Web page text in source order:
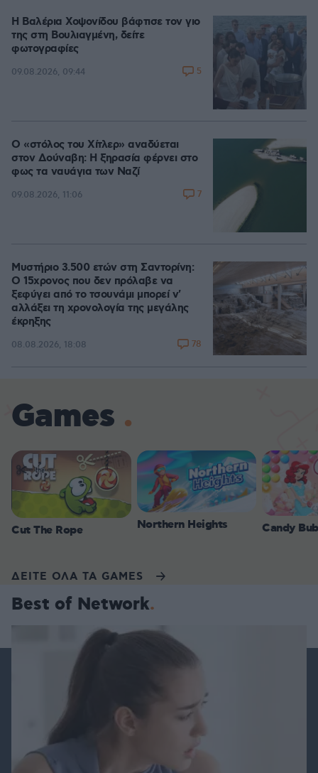
Η Βαλέρια Χοψονίδου βάφτισε τον γιο
της στη Βουλιαγμένη, δείτε
φωτογραφίες
09.08.2026, 09:44 5
Ο «στόλος του Χίτλερ» αναδύεται
στον Δούναβη: Η ξηρασία φέρνει στο
φως τα ναυάγια των Ναζί
09.08.2026, 11:06 7
Μυστήριο 3.500 ετών στη Σαντορίνη:
Ο 15χρονος που δεν πρόλαβε να
ξεφύγει από το τσουνάμι μπορεί ν'
αλλάξει τη χρονολογία της μεγάλης
έκρηξης
08.08.2026, 18:08 78
Games
Cut The Rope Northern Heights Candy
ΔΕΙΤΕ ΟΛΑ ΤΑ GAMES
Best of Network